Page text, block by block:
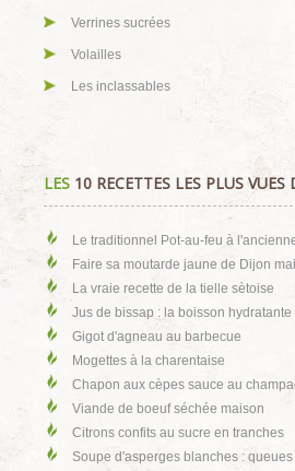
Verrines sucrées
Volailles
Les inclassables
LES 10 RECETTES LES PLUS
Le traditionnel Pot-au-feu à
Faire sa moutarde jaune de Dijon
La vraie recette de la tielle sètoise
Jus de bissap : la boisson
Gigot d'agneau au barbecue
Mogettes à la charentaise
Chapon aux cèpes sauce au
Viande de boeuf séchée maison
Citrons confits au sucre en tranches
Soupe d'asperges blanches :